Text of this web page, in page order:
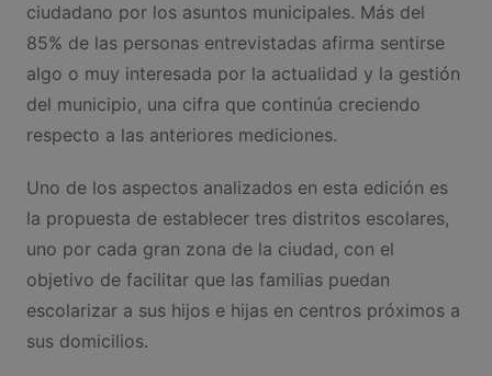
ciudadano por los asuntos municipales. Más del
85% de las personas entrevistadas afirma sentirse
algo o muy interesada por la actualidad y la gestión
del municipio, una cifra que continúa creciendo
respecto a las anteriores mediciones.
Uno de los aspectos analizados en esta edición es
la propuesta de establecer tres distritos escolares,
uno por cada gran zona de la ciudad, con el
objetivo de facilitar que las familias puedan
escolarizar a sus hijos e hijas en centros próximos a
sus domicilios.